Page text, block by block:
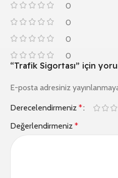
0
0
0
0
“Trafik Sigortası” için
E-posta adresiniz
Derecelendirmeniz *
Değerlendirmeniz *